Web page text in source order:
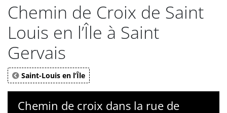
Chemin de Croix de Saint
Louis en l’Île à Saint
Gervais
Saint-Louis en l’Île
Chemin de croix dans la rue de